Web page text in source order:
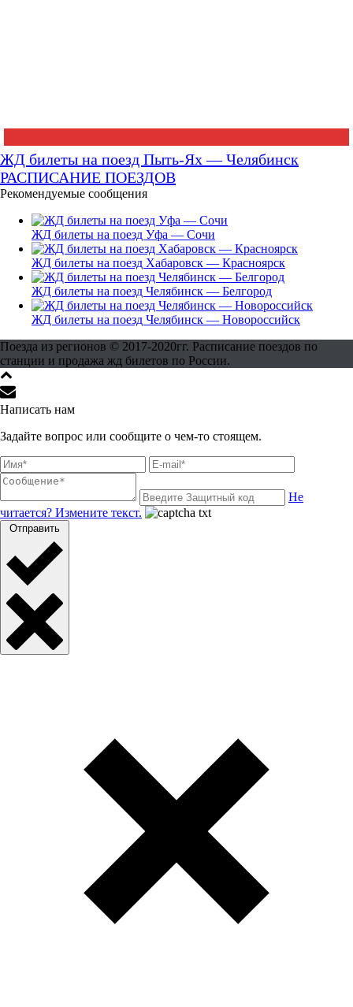
ЖД билеты на поезд Пыть-Ях — Челябинск
РАСПИСАНИЕ ПОЕЗДОВ
Рекомендуемые сообщения
ЖД билеты на поезд Уфа — Сочи
ЖД билеты на поезд Хабаровск — Красноярск
ЖД билеты на поезд Челябинск — Белгород
ЖД билеты на поезд Челябинск — Новороссийск
Поезда из регионов © 2017-2020гг. Расписание поездов по
станции и продажа жд билетов по России.
Написать нам
Задайте вопрос или сообщите о чем-то стоящем.
Не
читается? Измените текст.
Отправить